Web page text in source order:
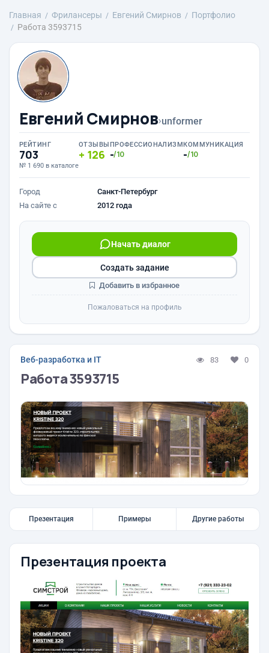
Главная Фрилансеры Евгений Смирнов
Портфолио
Работа 3593715
Евгений Смирнов›unformer
РЕЙТИНГ
703
№ 1 690 в каталоге
ОТЗЫВЫ
126
ПРОФЕССИОНАЛИЗМ
-/10
КОММУНИКАЦИЯ
-/10
Город
Санкт-Петербург
На сайте с
2012 года
Начать диалог
Создать задание
Добавить в избранное
Пожаловаться на профиль
Веб-разработка и IT 83 0
Работа 3593715
Презентация Примеры Другие работы
Презентация проекта